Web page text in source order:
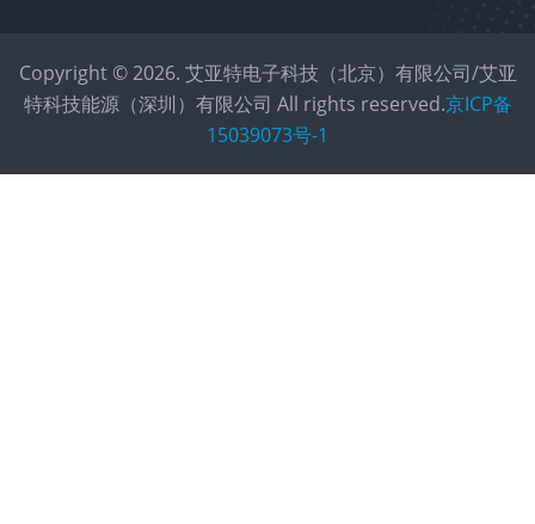
Copyright © 2026. 艾亚特电子科技（北京）有限公司/艾亚
特科技能源（深圳）有限公司 All rights reserved.京ICP备
15039073号-1